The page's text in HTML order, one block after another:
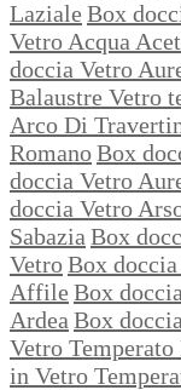
Laziale Box
Vetro Acqua
doccia Vetro
Balaustre Vetro
Arco Di
RomanoBox
doccia Vetro
doccia Vetro
Sabazia Box
VetroBox
Affile Box
Ardea Box
Vetro Temperato
in Vetro